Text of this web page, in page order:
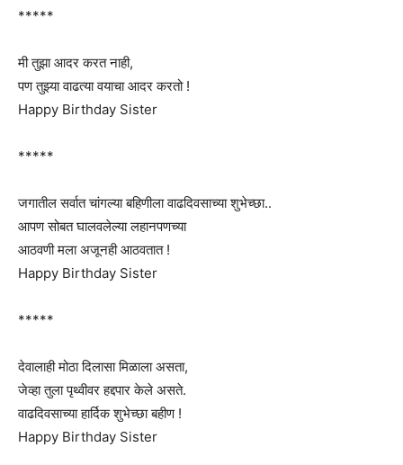
*****
मी तुझा आदर करत नाही,
पण तुझ्या वाढत्या वयाचा आदर करतो !
Happy Birthday Sister
*****
जगातील सर्वात चांगल्या बहिणीला वाढदिवसाच्या शुभेच्छा..
आपण सोबत घालवलेल्या लहानपणच्या
आठवणी मला अजूनही आठवतात !
Happy Birthday Sister
*****
देवालाही मोठा दिलासा मिळाला असता,
जेव्हा तुला पृथ्वीवर हद्दपार केले असते.
वाढदिवसाच्या हार्दिक शुभेच्छा बहीण !
Happy Birthday Sister